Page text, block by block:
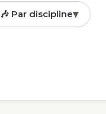
🎶 Par discipline▾